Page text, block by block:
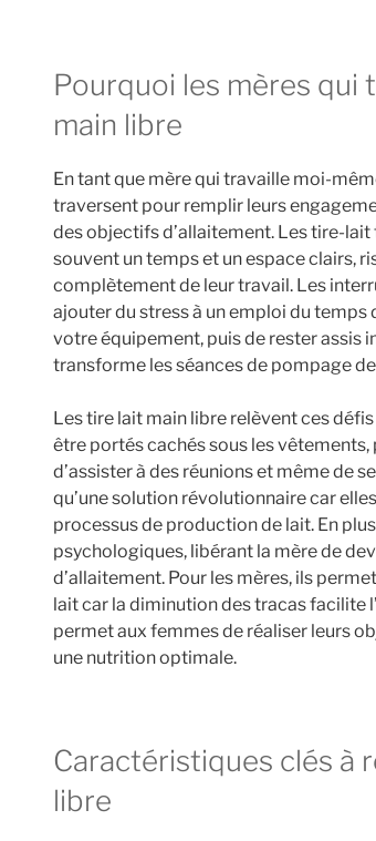
Pourquoi les mères qui travaillent ont besoin de tire lait
main libre
En tant que mère qui travaille moi-
traversent pour remplir leurs
des objectifs d’allaitement. Les tire-
souvent un temps et un espace clairs,
complètement de leur travail. Les
ajouter du stress à un emploi du temps
votre équipement, puis de rester assis
transforme les séances de pompage
Les tire lait main libre relèvent ces
être portés cachés sous les
d’assister à des réunions et même de
qu’une solution révolutionnaire car
processus de production de lait. En
psychologiques, libérant la mère de
d’allaitement. Pour les mères, ils
lait car la diminution des tracas facilite
permet aux femmes de réaliser leurs
une nutrition optimale.
Caractéristiques clés à rechercher dans un tire lait main
libre